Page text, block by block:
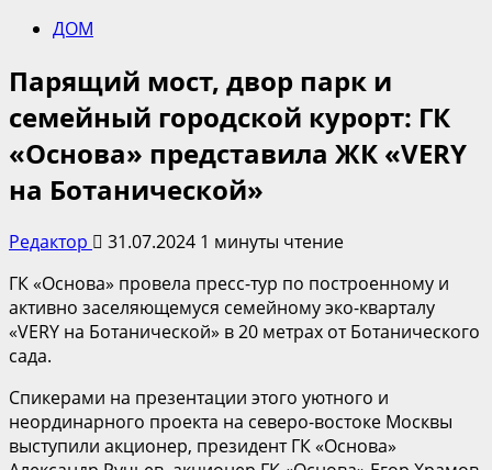
ДОМ
Парящий мост, двор парк и
семейный городской курорт: ГК
«Основа» представила ЖК «VERY
на Ботанической»
Редактор 31.07.2024 1 минуты чтение
ГК «Основа» провела пресс-тур по построенному и
активно заселяющемуся семейному эко-кварталу
«VERY на Ботанической» в 20 метрах от Ботанического
сада.
Спикерами на презентации этого уютного и
неординарного проекта на северо-востоке Москвы
выступили акционер, президент ГК «Основа»